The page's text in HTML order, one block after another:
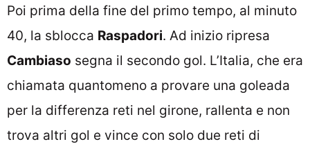
Poi prima della fine del primo tempo, al minuto
40, la sblocca Raspadori. Ad inizio ripresa
Cambiaso segna il secondo gol. L’Italia, che era
chiamata quantomeno a provare una goleada
per la differenza reti nel girone, rallenta e non
trova altri gol e vince con solo due reti di